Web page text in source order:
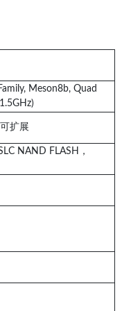
Meson8b, Quad
扩展
NAND FLASH，